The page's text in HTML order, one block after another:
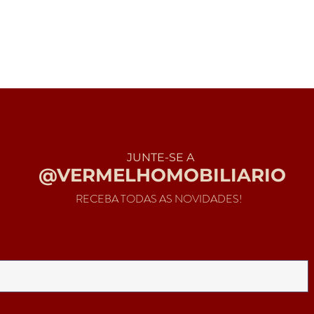
JUNTE-SE A
@VERMELHOMOBILIARIO
RECEBA TODAS AS NOVIDADES!